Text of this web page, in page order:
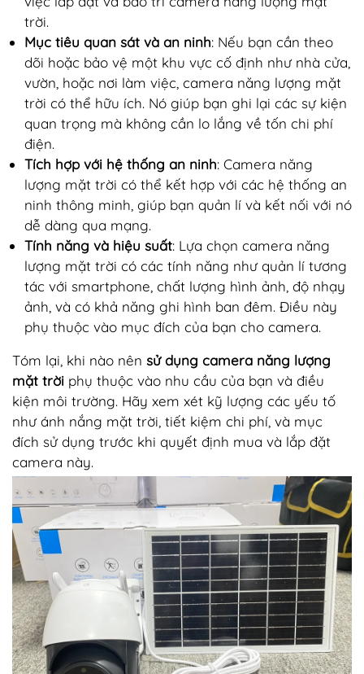
trời.
Mục tiêu quan sát và an ninh: Nếu bạn cần theo
dõi hoặc bảo vệ một khu vực cố định như nhà cửa,
vườn, hoặc nơi làm việc, camera năng lượng mặt
trời có thể hữu ích. Nó giúp bạn ghi lại các sự kiện
quan trọng mà không cần lo lắng về tốn chi phí
điện.
Tích hợp với hệ thống an ninh: Camera năng
lượng mặt trời có thể kết hợp với các hệ thống an
ninh thông minh, giúp bạn quản lí và kết nối với nó
dễ dàng qua mạng.
Tính năng và hiệu suất: Lựa chọn camera năng
lượng mặt trời có các tính năng như quản lí tương
tác với smartphone, chất lượng hình ảnh, độ nhạy
ảnh, và có khả năng ghi hình ban đêm. Điều này
phụ thuộc vào mục đích của bạn cho camera.
Tóm lại, khi nào nên sử dụng camera năng lượng
mặt trời phụ thuộc vào nhu cầu của bạn và điều
kiện môi trường. Hãy xem xét kỹ lượng các yếu tố
như ánh nắng mặt trời, tiết kiệm chi phí, và mục
đích sử dụng trước khi quyết định mua và lắp đặt
camera này.